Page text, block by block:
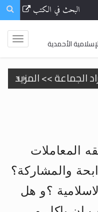
البحث في الكتب
الأحمدية
الجماعة >> المزيد
وتعرّف على حقيقة
وأهداف >> المزيد
المعاملات
والمشاركة؟
؟و هل